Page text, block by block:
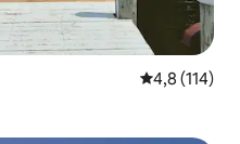
Évaluation
4,8 (114)